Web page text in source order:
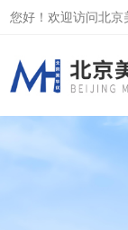
您好！欢迎访问北京